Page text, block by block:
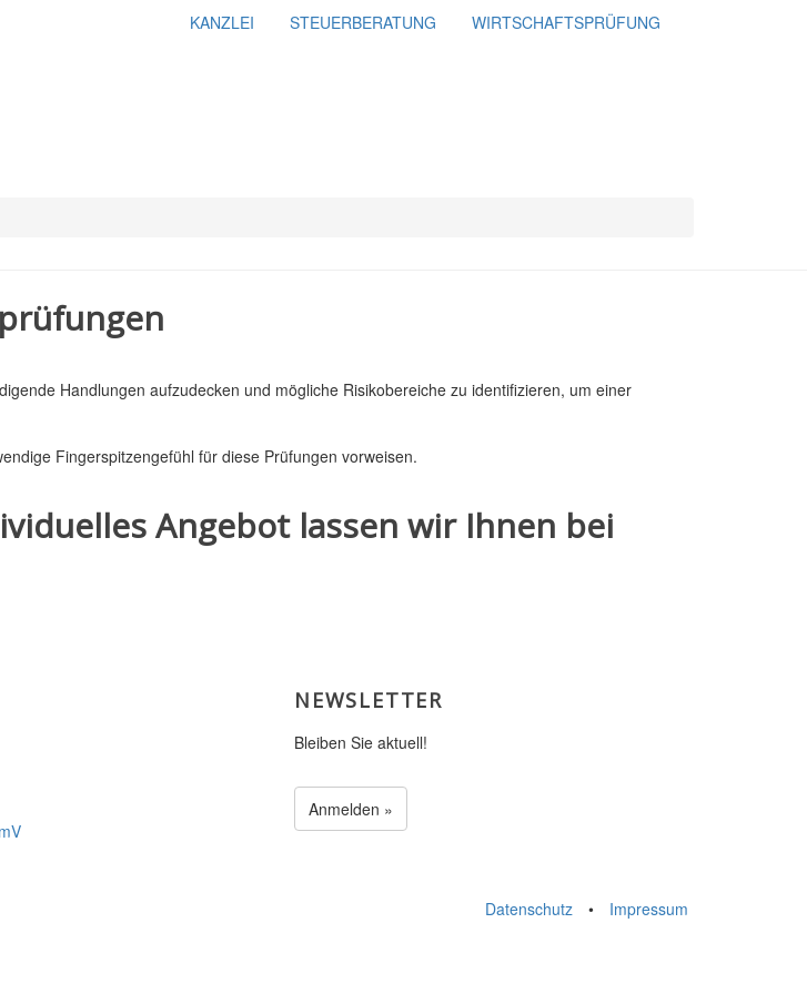
KANZLEI STEUERBERATUNG WIRTSCHAFTSPRÜFUNG
Handlungen aufzudecken und mögliche Risikobereiche zu identifizieren, um einer
Fingerspitzengefühl für diese Prüfungen vorweisen.
Angebot lassen wir Ihnen bei
NEWSLETTER
Bleiben Sie aktuell!
Anmelden »
Datenschutz • Impressum